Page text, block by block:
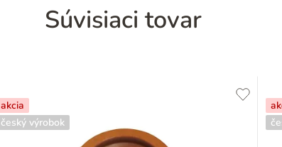
Súvisiaci tovar
akcia
český výrobok